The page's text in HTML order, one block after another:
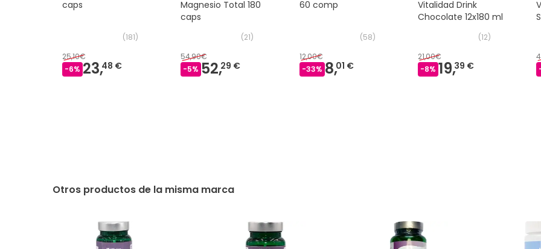
caps
(181)
25,10€
-6% 23,48 €
Magnesio Total 180
caps
(21)
54,90€
-5% 52,29 €
60 comp
(58)
12,00€
-33% 8,01 €
Vitalidad Drink
Chocolate 12x180 ml
(12)
21,00€
-8% 19,39 €
Otros productos de la misma marca